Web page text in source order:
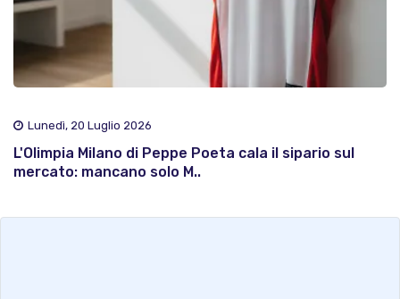
Lunedì, 20 Luglio 2026
L'Olimpia Milano di Peppe Poeta cala il sipario sul
mercato: mancano solo M..